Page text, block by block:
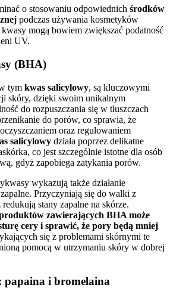
o stosowaniu odpowiednich środków
podczas używania kosmetyków
mogą bowiem zwiększać podatność
UV.
(BHA)
tym kwas salicylowy, są kluczowymi
skóry, dzięki swoim unikalnym
do rozpuszczania się w tłuszczach
do porów, co sprawia, że
oraz regulowaniem
salicylowy działa poprzez delikatne
co jest szczególnie istotne dla osób
gdyż zapobiega zatykania porów.
wykazują także działanie
Przyczyniają się do walki z
stany zapalne na skórze.
zawierających BHA może
cery i sprawić, że pory będą mniej
się z problemami skórnymi te
pomocą w utrzymaniu skóry w dobrej
papaina i bromelaina